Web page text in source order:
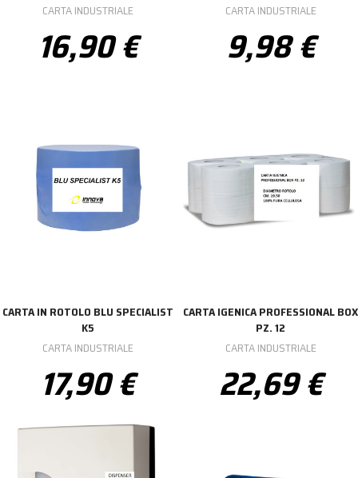
CARTA INDUSTRIALE
16,90 €
CARTA INDUSTRIALE
9,98 €
CARTA IN ROTOLO BLU SPECIALIST
K5
CARTA INDUSTRIALE
17,90 €
CARTA IGENICA PROFESSIONAL BOX
PZ. 12
CARTA INDUSTRIALE
22,69 €